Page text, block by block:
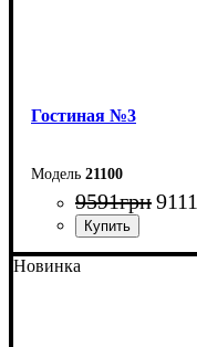
Гостиная №3
21100
9591грн9111
Новинка